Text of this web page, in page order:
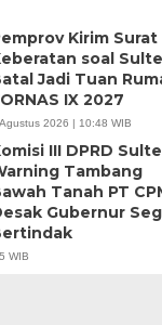
nasional.
Kirim Surat
soal
Jadi Tuan
IX 2027
2026 | 10:48 WIB
III DPRD
Tambang
Tanah PT
Gubernur
WIB